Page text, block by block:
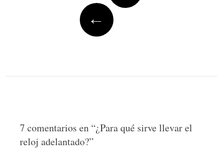
←
7 comentarios en “¿Para qué sirve llevar el
reloj adelantado?”